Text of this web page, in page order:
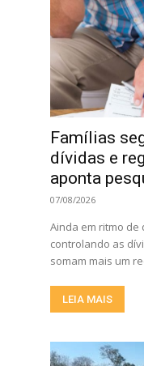
Famílias
dívidas e
aponta
07/08/2026
Ainda em ritmo de
controlando as
somam mais um
LEIA MAIS